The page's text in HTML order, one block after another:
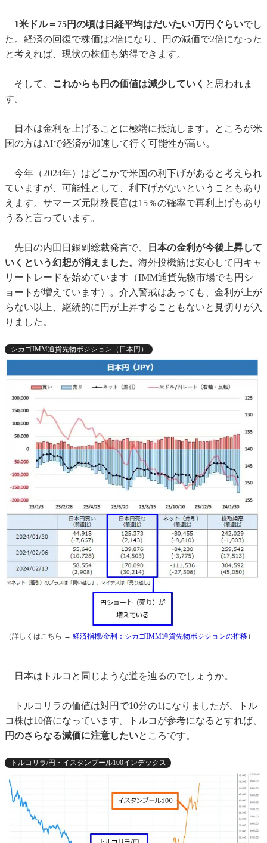
1米ドル＝75円の頃は日経平均はだいたい1万円ぐらいでし
た。経済の回復で株価は2倍になり、円の減価で2倍になった
と考えれば、現状の株価も納得できます。
そして、 これからも円の価値は減少していく と思われま
す。
日本は金利を上げることに極端に抵抗します。ところが米
国の方はAIで経済が加速して行く可能性が高い。
今年（2024年）はどこかで米国の利下げがあると考えられ
ていますが、可能性として、利下げがないということもあり
えます。サマーズ元財務長官は15％の確率で再利上げもあり
うると言っています。
先日の内田日銀副総裁発言で、
日本の金利が今後上昇して
いくという幻想が消えました。 海外投機筋は安心して円キャ
リートレードを始めています（IMM通貨先物市場でも円シ
ョートが増えています）。介入警戒はあっても、金利が上が
らない以上、継続的に円が上昇することもないと見切りが入
りました。
シカゴIMM通貨先物ポジション（日本円）
（詳しくはこちら → 経済指標/金利：シカゴIMM通貨先物ポジションの推移）
日本はトルコと同じような道を辿るのでしょうか。
トルコリラの価値は対円で10分の1になりましたが、トル
コ株は10倍になっています。トルコが参考になるとすれば、
円のさらなる減価に注意したいところです。
トルコリラ/円・イスタンブール100インデックス